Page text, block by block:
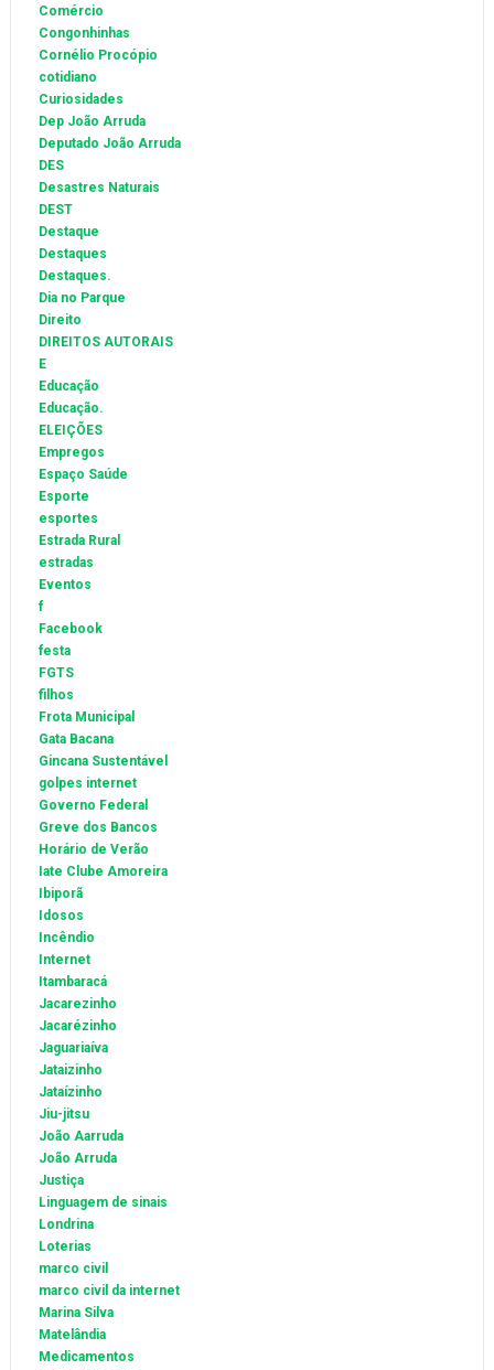
Comércio
Congonhinhas
Cornélio Procópio
cotidiano
Curiosidades
Dep João Arruda
Deputado João Arruda
DES
Desastres Naturais
DEST
Destaque
Destaques
Destaques.
Dia no Parque
Direito
DIREITOS AUTORAIS
E
Educação
Educação.
ELEIÇÕES
Empregos
Espaço Saúde
Esporte
esportes
Estrada Rural
estradas
Eventos
f
Facebook
festa
FGTS
filhos
Frota Municipal
Gata Bacana
Gincana Sustentável
golpes internet
Governo Federal
Greve dos Bancos
Horário de Verão
Iate Clube Amoreira
Ibiporã
Idosos
Incêndio
Internet
Itambaracá
Jacarezinho
Jacarézinho
Jaguariaíva
Jataizinho
Jataízinho
Jiu-jitsu
João Aarruda
João Arruda
Justiça
Linguagem de sinais
Londrina
Loterias
marco civil
marco civil da internet
Marina Silva
Matelândia
Medicamentos